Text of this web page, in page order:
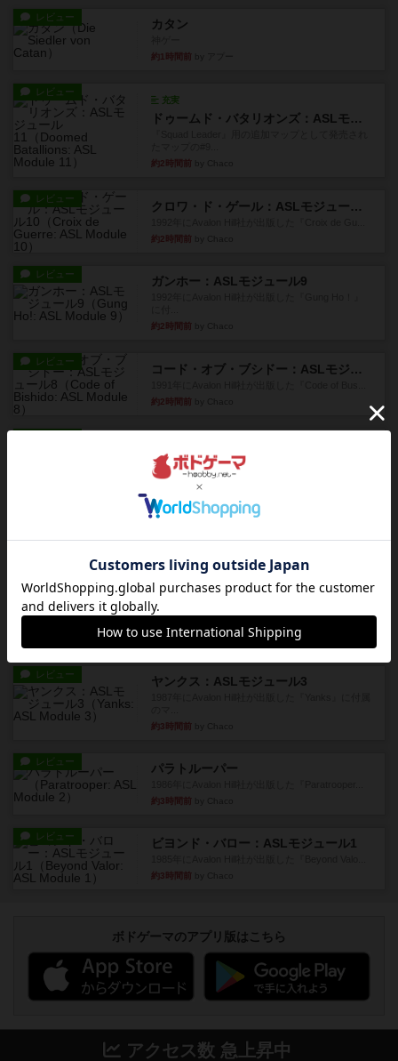
レビュー カタン
約1時間前
レビュー
充実
ドゥームド・バタリオンズ：ASLモジュール11
約2時間前
レビュー
クロワ・ド・ゲール：ASLモジュール10
約2時間前
レビュー ガンホー：ASLモジュール9
約2時間前
レビュー
コード・オブ・ブシドー：ASLモジュール8
約2時間前
『Squad Leader』用の追加マップとして発売され
たマップ#11...
by Chaco
約3時間前by Chaco
レビュー
約3時間前by Chaco
レビュー ヤンクス：ASLモジュール3
約3時間前
レビュー パラトルーパー
約3時間前
レビュー ビヨンド・バロー：ASLモジュール1
約3時間前
ボドゲーマのアプリ版はこちら
アクセス数 急上昇中